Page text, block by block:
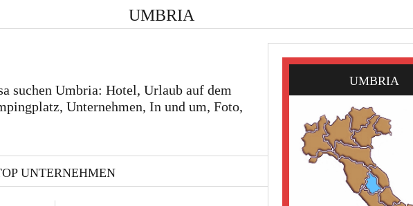
UMBRIA
suchen Umbria: Hotel, Urlaub auf dem
Unternehmen, In und um, Foto,
UNTERNEHMEN
UMBRIA